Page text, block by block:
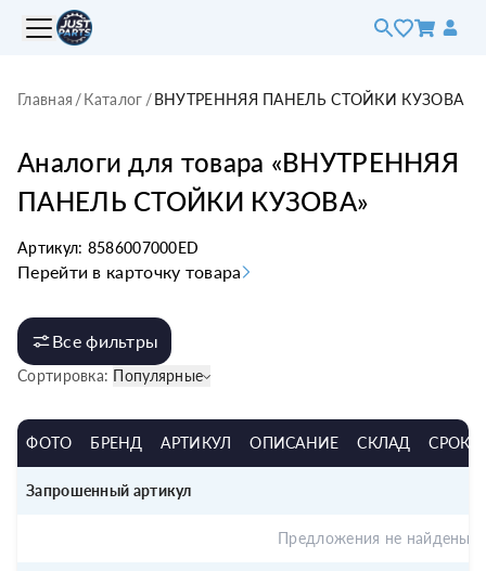
Главная /Каталог /ВНУТРЕННЯЯ ПАНЕЛЬ СТОЙКИ КУЗОВА
Аналоги для товара «ВНУТРЕННЯЯ
ПАНЕЛЬ СТОЙКИ КУЗОВА»
Артикул: 8586007000ED
Перейти в карточку товара
Все фильтры
Сортировка: Популярные
ФОТО БРЕНД АРТИКУЛ ОПИСАНИЕ СКЛАД СРОК
Запрошенный артикул
Предложения не найдены